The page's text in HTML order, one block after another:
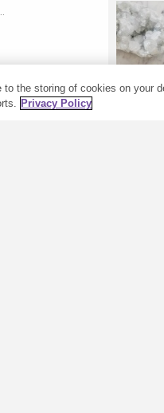
to the storing of cookies on your
Privacy Policy